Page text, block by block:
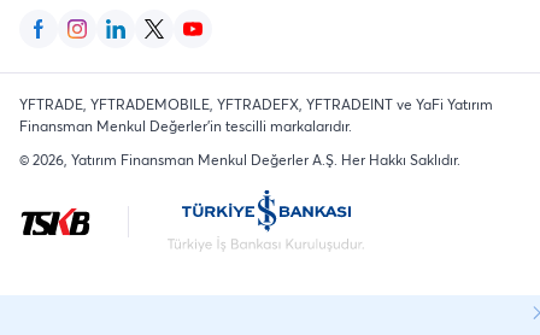
YFTRADE, YFTRADEMOBILE, YFTRADEFX, YFTRADEINT ve YaFi Yatırım
Finansman Menkul Değerler'in tescilli markalarıdır.
©2026 , Yatırım Finansman Menkul Değerler A.Ş. Her Hakkı Saklıdır.